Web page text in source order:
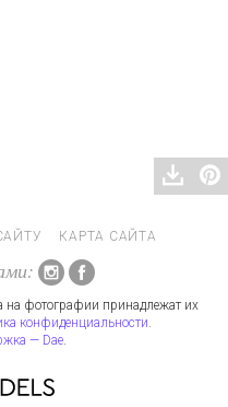
КАРТА САЙТА
на фотографии принадлежат их
конфиденциальности.
— Dae.